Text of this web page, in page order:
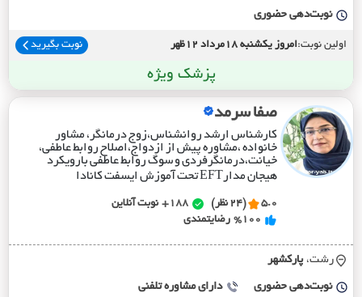
نوبت‌دهی حضوری
اولین نوبت:امروز یکشنبه 18مرداد 12ظهر نوبت بگیرید
پزشک ویژه
صفا سرمد
کارشناس ارشد روانشناس،زوج درمانگر، مشاور
خانواده ،مشاوره پیش از ازدواج،اصلاح روابط عاطفی،
خیانت،درمانگرفردی و سوگ روابط عاطفی بارویکرد
هیجان مدارEFT تحت آموزش ایسفت کانادا
5.0 (24 نظر) 188+
نوبت آنلاین
%100 رضایتمندی
رشت، پارکشهر
نوبت‌دهی حضوری دارای مشاوره تلفنی